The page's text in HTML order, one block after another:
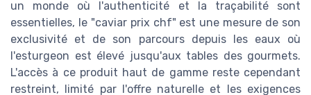
un monde où l'authenticité et la traçabilité sont
essentielles, le "caviar prix chf" est une mesure de son
exclusivité et de son parcours depuis les eaux où
l'esturgeon est élevé jusqu'aux tables des gourmets.
L'accès à ce produit haut de gamme reste cependant
restreint, limité par l'offre naturelle et les exigences